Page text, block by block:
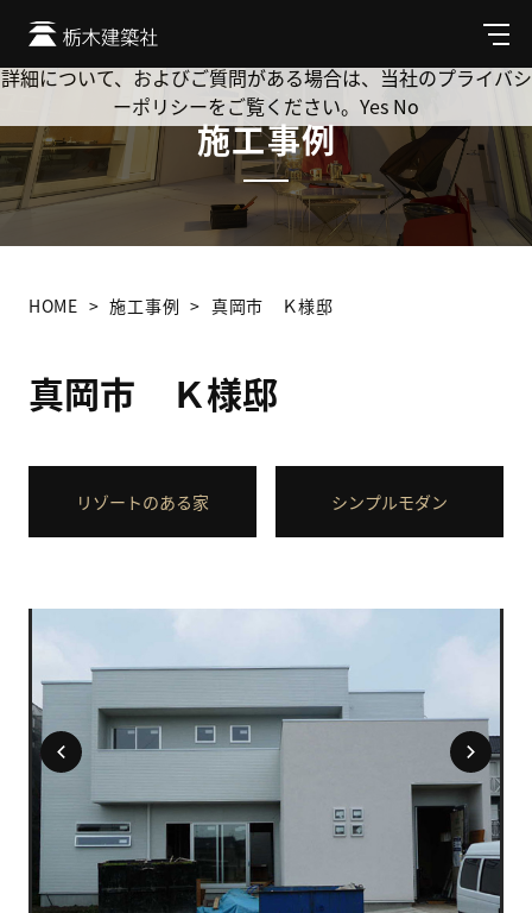
メ
ニ
ュ
施工事例
HOME 施工事例 真岡市 Ｋ様邸
真岡市 Ｋ様邸
リゾートのある家 シンプルモダン
Cookie を使用して、お客様の活動を追跡してもよろしいです
か? 当社ではお客様のプライバシーを極めて重視しています。
詳細について、およびご質問がある場合は、当社のプライバシ
ーポリシーをご覧ください。 Yes No